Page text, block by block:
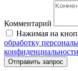
Комментарий
Нажимая на
обработку
конфиденциальности
Отправить запрос